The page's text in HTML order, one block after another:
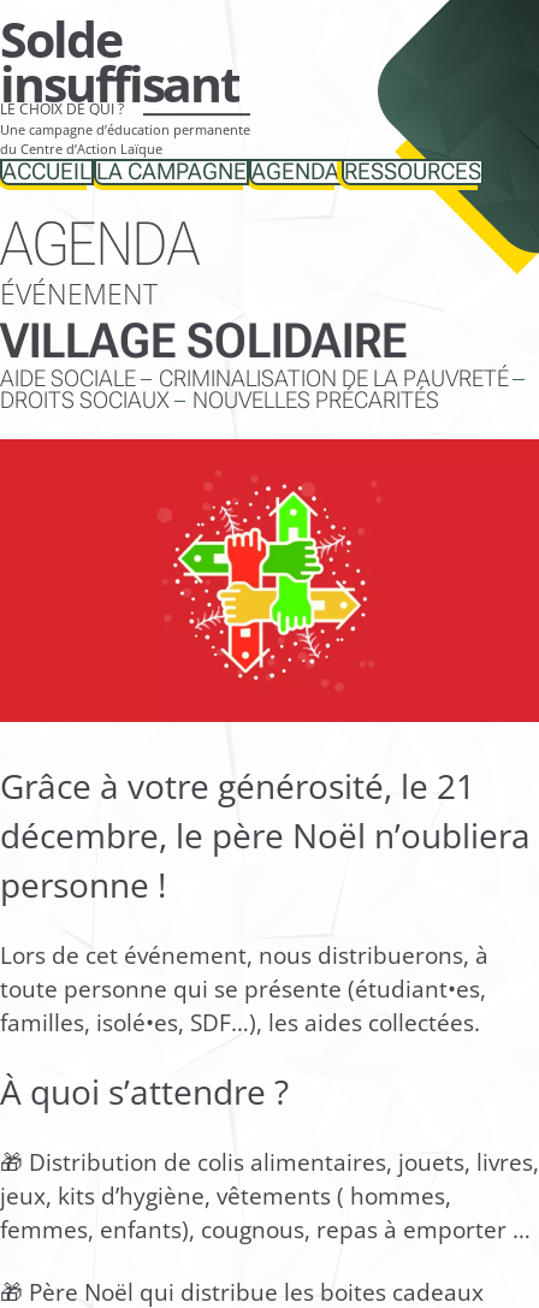
Aller
directement
vers
le
contenu
Solde
insuffisant
LE CHOIX DE QUI ?
Une campagne d’éducation permanente
du Centre d’Action Laïque
ACCUEILLA CAMPAGNE AGENDA RESSOURCES
AGENDA
ÉVÉNEMENT
VILLAGE SOLIDAIRE
AIDE SOCIALE
CRIMINALISATION DE LA PAUVRETÉ
DROITS SOCIAUX
NOUVELLES PRÉCARITÉS
Grâce à votre générosité, le 21
décembre, le père Noël n’oubliera
personne !
Lors de cet événement, nous distribuerons, à
toute personne qui se présente (étudiant•es,
familles, isolé•es, SDF…), les aides collectées.
À quoi s’attendre ?
🎁 Distribution de colis alimentaires, jouets, livres,
jeux, kits d’hygiène, vêtements ( hommes,
femmes, enfants), cougnous, repas à emporter …
🎁 Père Noël qui distribue les boites cadeaux